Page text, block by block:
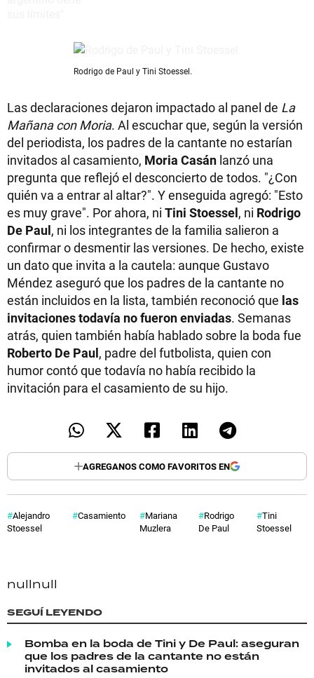
Rodrigo de Paul y Tini Stoessel.
Las declaraciones dejaron impactado al panel de La
Mañana con Moria. Al escuchar que, según la versión
del periodista, los padres de la cantante no estarían
invitados al casamiento, Moria Casán lanzó una
pregunta que reflejó el desconcierto de todos. "¿Con
quién va a entrar al altar?". Y enseguida agregó: "Esto
es muy grave". Por ahora, ni Tini Stoessel, ni Rodrigo
De Paul, ni los integrantes de la familia salieron a
confirmar o desmentir las versiones. De hecho, existe
un dato que invita a la cautela: aunque Gustavo
Méndez aseguró que los padres de la cantante no
están incluidos en la lista, también reconoció que las
invitaciones todavía no fueron enviadas. Semanas
atrás, quien también había hablado sobre la boda fue
Roberto De Paul, padre del futbolista, quien con
humor contó que todavía no había recibido la
invitación para el casamiento de su hijo.
AGREGANOS COMO FAVORITOS EN
Alejandro
Stoessel
Casamiento
Mariana
Muzlera
Rodrigo
De Paul
Tini
Stoessel
nullnull
SEGUÍ LEYENDO
Bomba en la boda de Tini y De Paul: aseguran
que los padres de la cantante no están
invitados al casamiento